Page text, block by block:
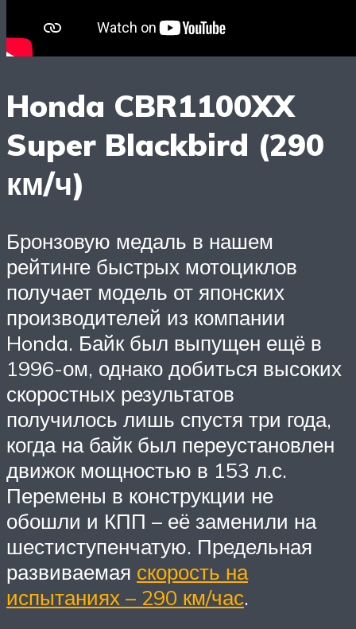
Honda CBR1100XX
Super Blackbird (290
км/ч)
Бронзовую медаль в нашем
рейтинге быстрых мотоциклов
получает модель от японских
производителей из компании
Honda. Байк был выпущен ещё в
1996-ом, однако добиться высоких
скоростных результатов
получилось лишь спустя три года,
когда на байк был переустановлен
движок мощностью в 153 л.с.
Перемены в конструкции не
обошли и КПП – её заменили на
шестиступенчатую. Предельная
развиваемая скорость на
испытаниях – 290 км/час.